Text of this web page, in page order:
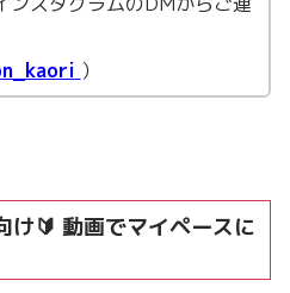
）
け🔰 動画でマイペースに